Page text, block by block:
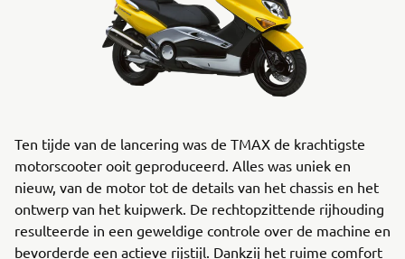
Ten tijde van de lancering was de TMAX de krachtigste
motorscooter ooit geproduceerd. Alles was uniek en
nieuw, van de motor tot de details van het chassis en het
ontwerp van het kuipwerk. De rechtopzittende rijhouding
resulteerde in een geweldige controle over de machine en
bevorderde een actieve rijstijl. Dankzij het ruime comfort